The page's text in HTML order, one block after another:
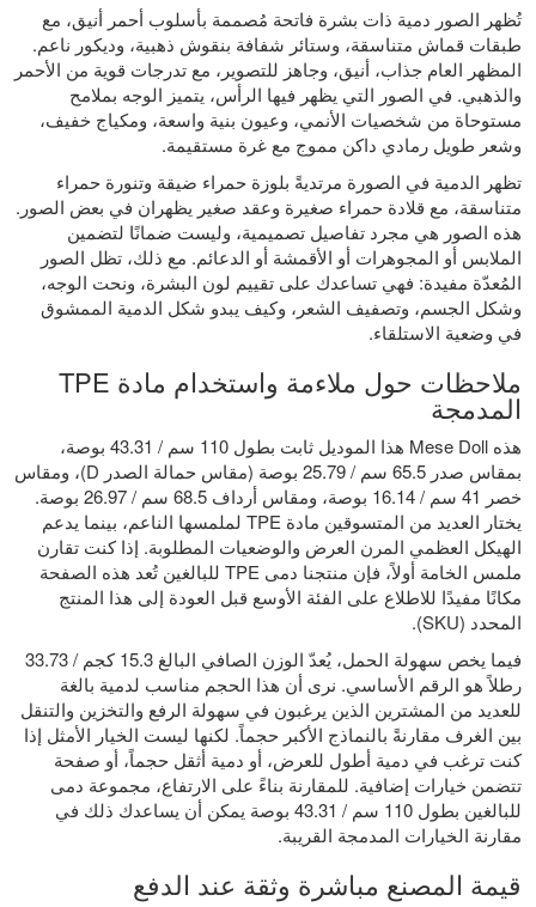
تُظهر الصور دمية ذات بشرة فاتحة مُصممة بأسلوب أحمر أنيق، مع
طبقات قماش متناسقة، وستائر شفافة بنقوش ذهبية، وديكور ناعم.
المظهر العام جذاب، أنيق، وجاهز للتصوير، مع تدرجات قوية من الأحمر
والذهبي. في الصور التي يظهر فيها الرأس، يتميز الوجه بملامح
مستوحاة من شخصيات الأنمي، وعيون بنية واسعة، ومكياج خفيف،
وشعر طويل رمادي داكن مموج مع غرة مستقيمة.
تظهر الدمية في الصورة مرتديةً بلوزة حمراء ضيقة وتنورة حمراء
متناسقة، مع قلادة حمراء صغيرة وعقد صغير يظهران في بعض الصور.
هذه الصور هي مجرد تفاصيل تصميمية، وليست ضمانًا لتضمين
الملابس أو المجوهرات أو الأقمشة أو الدعائم. مع ذلك، تظل الصور
المُعدّة مفيدة: فهي تساعدك على تقييم لون البشرة، ونحت الوجه،
وشكل الجسم، وتصفيف الشعر، وكيف يبدو شكل الدمية الممشوق
في وضعية الاستلقاء.
ملاحظات حول ملاءمة واستخدام مادة TPE
المدمجة
هذه Mese Doll هذا الموديل ثابت بطول 110 سم / 43.31 بوصة،
بمقاس صدر 65.5 سم / 25.79 بوصة (مقاس حمالة الصدر D)، ومقاس
خصر 41 سم / 16.14 بوصة، ومقاس أرداف 68.5 سم / 26.97 بوصة.
يختار العديد من المتسوقين مادة TPE لملمسها الناعم، بينما يدعم
الهيكل العظمي المرن العرض والوضعيات المطلوبة. إذا كنت تقارن
ملمس الخامة أولاً، فإن منتجنا دمى TPE للبالغين
تُعد هذه الصفحة
مكانًا مفيدًا للاطلاع على الفئة الأوسع قبل العودة إلى هذا المنتج
المحدد (SKU).
فيما يخص سهولة الحمل، يُعدّ الوزن الصافي البالغ 15.3 كجم / 33.73
رطلاً هو الرقم الأساسي. نرى أن هذا الحجم مناسب لدمية بالغة
للعديد من المشترين الذين يرغبون في سهولة الرفع والتخزين والتنقل
بين الغرف مقارنةً بالنماذج الأكبر حجماً. لكنها ليست الخيار الأمثل إذا
كنت ترغب في دمية أطول للعرض، أو دمية أثقل حجماً، أو صفحة
تتضمن خيارات إضافية. للمقارنة بناءً على الارتفاع، مجموعة دمى
للبالغين بطول 110 سم / 43.31 بوصة
يمكن أن يساعدك ذلك في
مقارنة الخيارات المدمجة القريبة.
قيمة المصنع مباشرة وثقة عند الدفع